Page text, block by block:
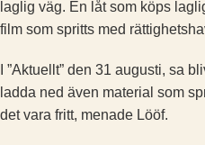
laglig väg. En låt som köps
film som spritts med
I ”Aktuellt” den 31 augusti, sa
ladda ned även material som
det vara fritt, menade Lööf.